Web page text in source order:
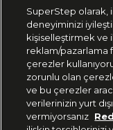
444 37 36
Uygulamadan
SuperStep olarak,
deneyiminizi
kişiselleştirmek ve
reklam/pazarlama
çerezler
zorunlu olan
ve bu çerezler
verilerinizin yurt
vermiyorsanız